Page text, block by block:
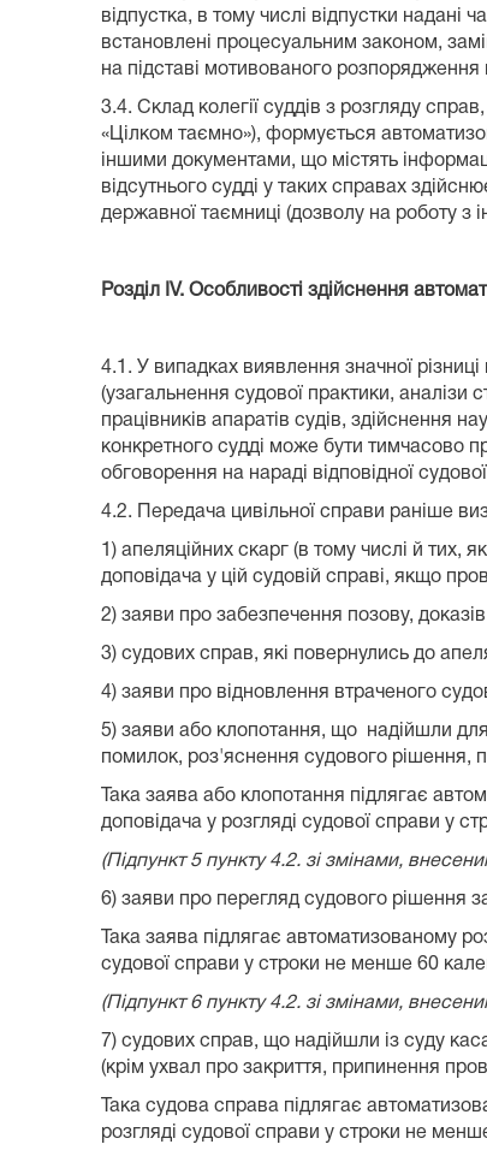
відпустка, в тому числі відпустки надані
встановлені процесуальним законом,
на підставі мотивованого розпорядження
3.4. Склад колегії суддів з розгляду
«Цілком таємно»), формується
іншими документами, що містять
відсутнього судді у таких справах
державної таємниці (дозволу на роботу
Розділ IV. Особливості здійснення
4.1. У випадках виявлення значної
(узагальнення судової практики, аналізи
працівників апаратів судів, здійснення
конкретного судді може бути тимчасово
обговорення на нараді відповідної
4.2. Передача цивільної справи раніше
1) апеляційних скарг (в тому числі й тих,
доповідача у цій судовій справі, якщо
2) заяви про забезпечення позову,
3) судових справ, які повернулись до
4) заяви про відновлення втраченого
5) заяви або клопотання, що надійшли
помилок, роз'яснення судового рішення,
Така заява або клопотання підлягає
доповідача у розгляді судової справи у
(Підпункт 5 пункту 4.2. зі змінами,
6) заяви про перегляд судового рішення
Така заява підлягає автоматизованому
судової справи у строки не менше 60
(Підпункт 6 пункту 4.2. зі змінами,
7) судових справ, що надійшли із суду
(крім ухвал про закриття, припинення
Така судова справа підлягає
розгляді судової справи у строки не